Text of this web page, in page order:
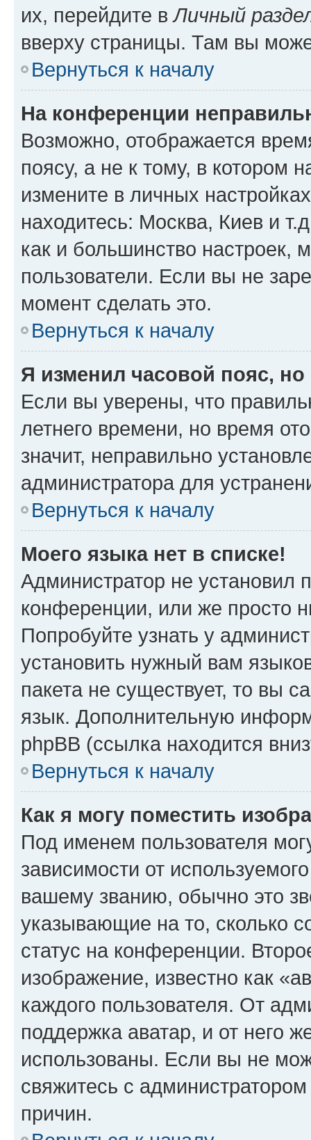
их, перейдите вЛичный
вверху страницы. Там вы
Вернуться к началу
На конференции
Возможно, отображается
поясу, а не к тому, в котором
измените в личных
находитесь: Москва, Киев и
как и большинство настроек,
пользователи. Если вы не
момент сделать это.
Вернуться к началу
Я изменил часовой пояс,
Если вы уверены, что
летнего времени, но время
значит, неправильно
администратора для
Вернуться к началу
Моего языка нет в списке!
Администратор не установил
конференции, или же просто
Попробуйте узнать у
установить нужный вам
пакета не существует, то вы
язык. Дополнительную
phpBB (ссылка находится
Вернуться к началу
Как я могу поместить
Под именем пользователя
зависимости от
вашему званию, обычно это
указывающие на то, сколько
статус на конференции.
изображение, известно как
каждого пользователя. От
поддержка аватар, и от него
использованы. Если вы не
свяжитесь с
причин.